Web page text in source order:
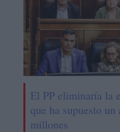
El PP eliminaría la
que ha supuesto
millones